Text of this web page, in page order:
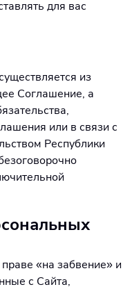
для вас
из
Соглашение, а
или в связи с
Республики
«на забвение» и
с Сайта,